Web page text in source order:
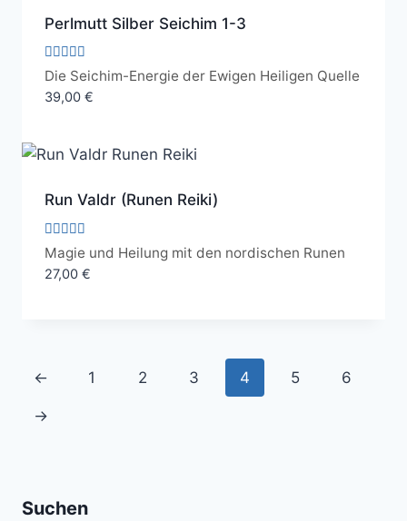
Perlmutt Silber Seichim 1-3
Bewertet
mit
5.00
Die Seichim-Energie der Ewigen Heiligen Quelle
39,00 €
Run Valdr (Runen Reiki)
Bewertet
mit
5.00
Magie und Heilung mit den nordischen Runen
27,00 €
← 1 2 3 4 5 6
→
Suchen